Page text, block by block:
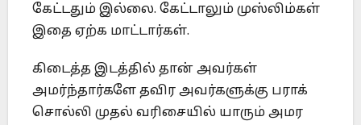
கேட்டதும் இல்லை. கேட்டாலும் முஸ்லிம்கள்
இதை ஏற்க மாட்டார்கள்.
கிடைத்த இடத்தில் தான் அவர்கள்
அமர்ந்தார்களே தவிர அவர்களுக்கு பராக்
சொல்லி முதல் வரிசையில் யாரும் அமர